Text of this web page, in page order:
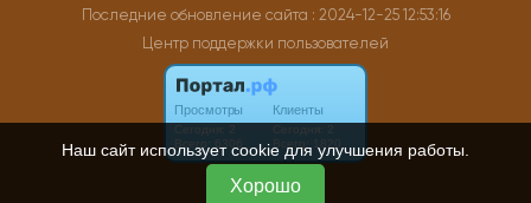
Последние обновление сайта : 2024-12-25 12:53:16
Центр поддержки пользователей
Наш сайт использует cookie для улучшения работы.
Хорошо